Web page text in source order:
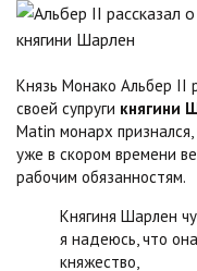
Князь Монако Альбер II
своей супруги княгини
Matin монарх
уже в скором времени
рабочим обязанностям.
Княгиня Шарлен
я надеюсь, что
княжество,